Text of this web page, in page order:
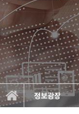
정보광장